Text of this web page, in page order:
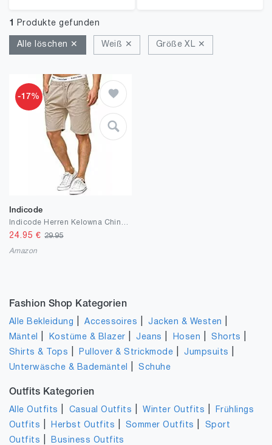
1 Produkte gefunden
Alle löschen ✕ Weiß ✕ Größe XL ✕
-17%
Indicode
24.95 €29.95
Amazon
Fashion Shop Kategorien
Alle Bekleidung |Accessoires |Jacken & Westen
Mäntel Kostüme & Blazer |Jeans Hosen |Shorts
Shirts & Tops Pullover & Strickmode |Jumpsuits
Unterwäsche & Bademäntel |Schuhe
Outfits Kategorien
Alle Outfits Casual Outfits |Winter Outfits
Frühlings
Outfits
Herbst Outfits Sommer Outfits
Sport
Outfits
Business Outfits